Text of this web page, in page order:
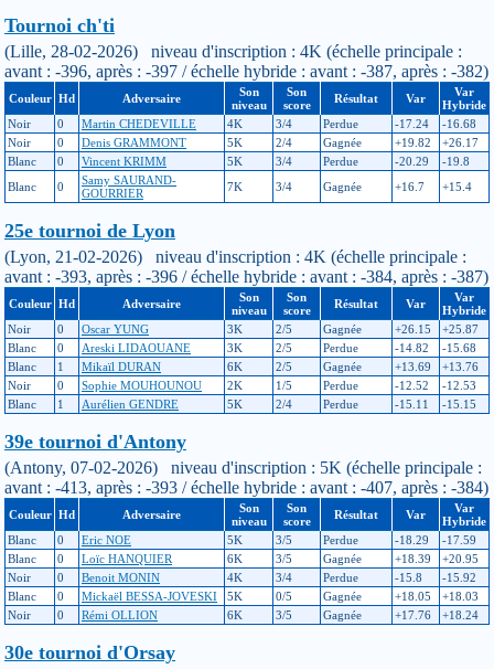
Tournoi ch'ti
(Lille, 28-02-2026) niveau d'inscription : 4K (échelle principale :
avant : -396, après : -397 / échelle hybride : avant : -387, après : -382)
Couleur Hd Adversaire
Son
niveau
Son
score
Résultat Var
Var
Hybride
Noir
0 Martin CHEDEVILLE 4K 3/4 Perdue -17.24
-16.68
Noir
0 Denis GRAMMONT 5K 2/4 Gagnée +19.82
+26.17
Blanc
0 Vincent KRIMM 5K 3/4 Perdue -20.29
-19.8
Blanc
0
Samy SAURAND-
GOURRIER
7K 3/4 Gagnée +16.7 +15.4
25e tournoi de Lyon
(Lyon, 21-02-2026) niveau d'inscription : 4K (échelle principale :
avant : -393, après : -396 / échelle hybride : avant : -384, après : -387)
Couleur Hd Adversaire
Son
niveau
Son
score
Résultat Var
Var
Hybride
Noir
0 Oscar YUNG 3K 2/5 Gagnée +26.15
+25.87
Blanc
0 Areski LIDAOUANE 3K 2/5 Perdue -14.82
-15.68
Blanc
1 Mikaïl DURAN 6K 2/5 Gagnée +13.69
+13.76
Noir
0 Sophie MOUHOUNOU 2K 1/5 Perdue -12.52
-12.53
Blanc
1 Aurélien GENDRE 5K 2/4 Perdue -15.11 -15.15
39e tournoi d'Antony
(Antony, 07-02-2026) niveau d'inscription : 5K (échelle principale :
avant : -413, après : -393 / échelle hybride : avant : -407, après : -384)
Couleur Hd Adversaire
Son
niveau
Son
score
Résultat Var
Var
Hybride
Blanc
0 Eric NOE 5K 3/5 Perdue -18.29
-17.59
Blanc
0 Loïc HANQUIER 6K 3/5 Gagnée +18.39
+20.95
Noir
0 Benoit MONIN 4K 3/4 Perdue -15.8
-15.92
Blanc
0 Mickaël BESSA-JOVESKI 5K 0/5 Gagnée +18.05
+18.03
Noir
0 Rémi OLLION 6K 3/5 Gagnée +17.76 +18.24
30e tournoi d'Orsay